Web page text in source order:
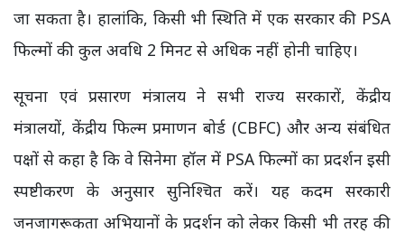
जा सकता है। हालांकि, किसी भी स्थिति में एक सरकार की PSA
फिल्मों की कुल अवधि 2 मिनट से अधिक नहीं होनी चाहिए।
सूचना एवं प्रसारण मंत्रालय ने सभी राज्य सरकारों, केंद्रीय
मंत्रालयों, केंद्रीय फिल्म प्रमाणन बोर्ड (CBFC) और अन्य संबंधित
पक्षों से कहा है कि वे सिनेमा हॉल में PSA फिल्मों का प्रदर्शन इसी
स्पष्टीकरण के अनुसार सुनिश्चित करें। यह कदम सरकारी
जनजागरूकता अभियानों के प्रदर्शन को लेकर किसी भी तरह की